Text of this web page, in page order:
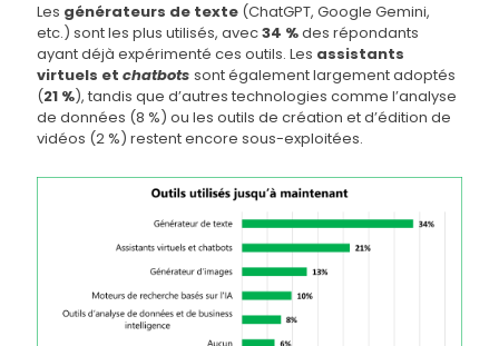
Les générateurs de texte (ChatGPT, Google Gemini,
etc.) sont les plus utilisés, avec34 %des répondants
ayant déjà expérimenté ces outils. Les assistants
virtuels et chatbots sont également largement adoptés
(21 %), tandis que d’autres technologies comme l’analyse
de données (8 %) ou les outils de création et d’édition de
vidéos (2 %) restent encore sous-exploitées.